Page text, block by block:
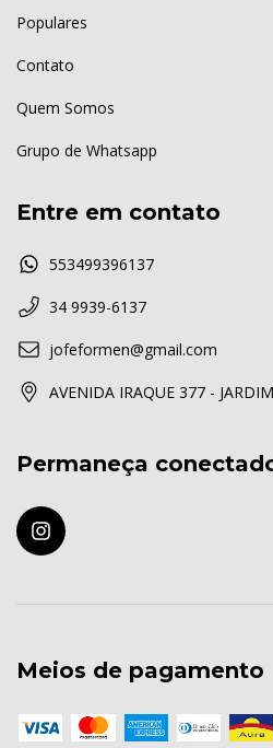
Populares
Contato
Quem Somos
Grupo de Whatsapp
Entre em contato
553499396137
34 9939-6137
jofeformen@gmail.com
AVENIDA IRAQUE 377 -
Permaneça
Meios de pagamento